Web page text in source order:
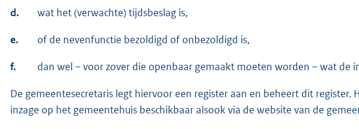
d. wat het (verwachte) tijdsbeslag is,
e. of de nevenfunctie bezoldigd of onbezoldigd is,
f. dan wel – voor zover die openbaar gemaakt moeten worden – wat de
De gemeentesecretaris legt hiervoor een register aan en beheert dit register.
inzage op het gemeentehuis beschikbaar alsook via de website van de